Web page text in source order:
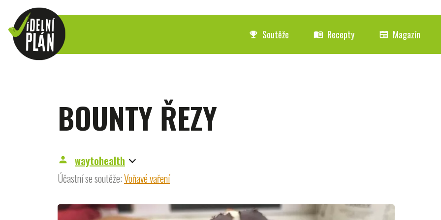
emoji_events Soutěže menu_book Recepty newspaper Magazín
BOUNTY ŘEZY
person
waytohealth
Účastní se soutěže:Voňavé vaření